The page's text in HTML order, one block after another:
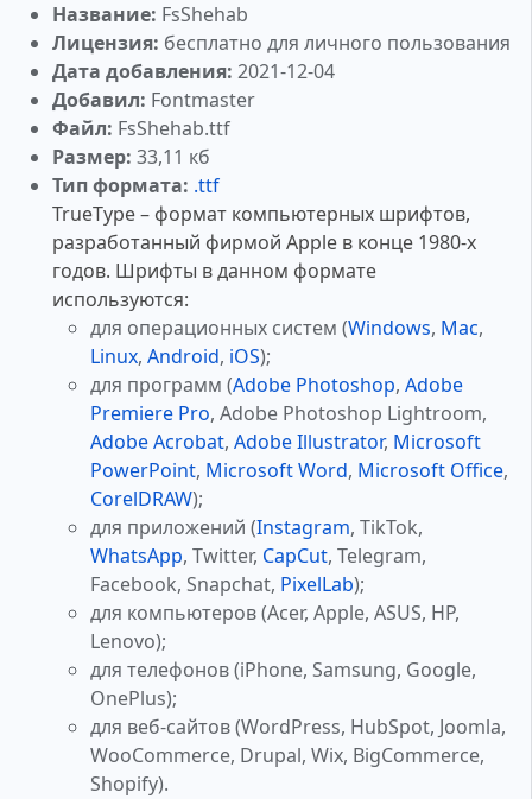
Название: FsShehab
Лицензия: бесплатно для личного пользования
Дата добавления: 2021-12-04
Добавил: Fontmaster
Файл: FsShehab.ttf
Размер: 33,11 кб
Тип формата: .ttf
TrueType – формат компьютерных шрифтов,
разработанный фирмой Apple в конце 1980-х
годов. Шрифты в данном формате
используются:
для операционных систем (Windows, Mac,
Linux, Android, iOS);
для программ (Adobe Photoshop, Adobe
Premiere Pro, Adobe Photoshop Lightroom,
Adobe Acrobat, Adobe Illustrator, Microsoft
PowerPoint, Microsoft Word, Microsoft Office,
CorelDRAW);
для приложений (Instagram, TikTok,
WhatsApp, Twitter, CapCut, Telegram,
Facebook, Snapchat, PixelLab);
для компьютеров (Acer, Apple, ASUS, HP,
Lenovo);
для телефонов (iPhone, Samsung, Google,
OnePlus);
для веб-сайтов (WordPress, HubSpot, Joomla,
WooCommerce, Drupal, Wix, BigCommerce,
Shopify).